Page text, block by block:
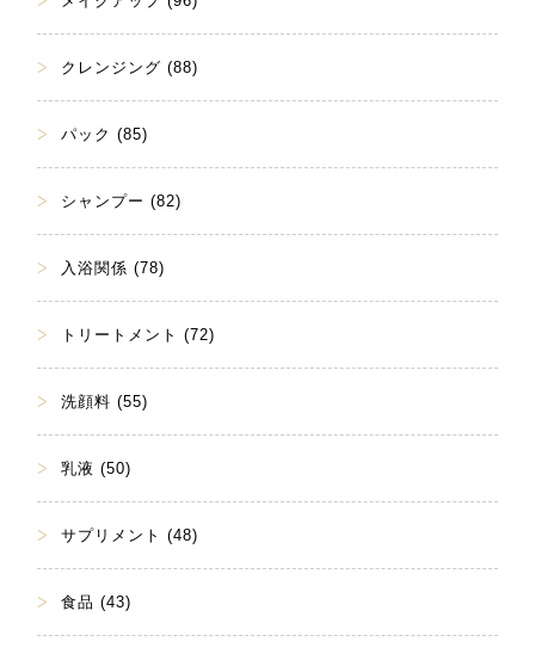
クレンジング (88)
パック (85)
シャンプー (82)
入浴関係 (78)
トリートメント (72)
洗顔料 (55)
乳液 (50)
サプリメント (48)
食品 (43)